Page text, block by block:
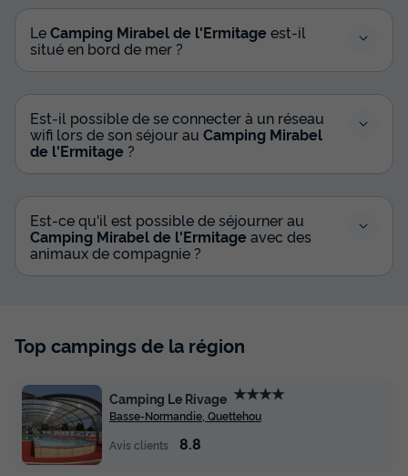
LeCamping Mirabel de l'Ermitage est-il
situé en bord de mer ?
Est-il possible de se connecter à un réseau
wifi lors de son séjour au Camping Mirabel
de l'Ermitage ?
Est-ce qu'il est possible de séjourner au
Camping Mirabel de l'Ermitage avec des
animaux de compagnie ?
Top campings de la région
Camping Le Rivage ★★★★
Basse-Normandie, Quettehou
Avis clients
8.8